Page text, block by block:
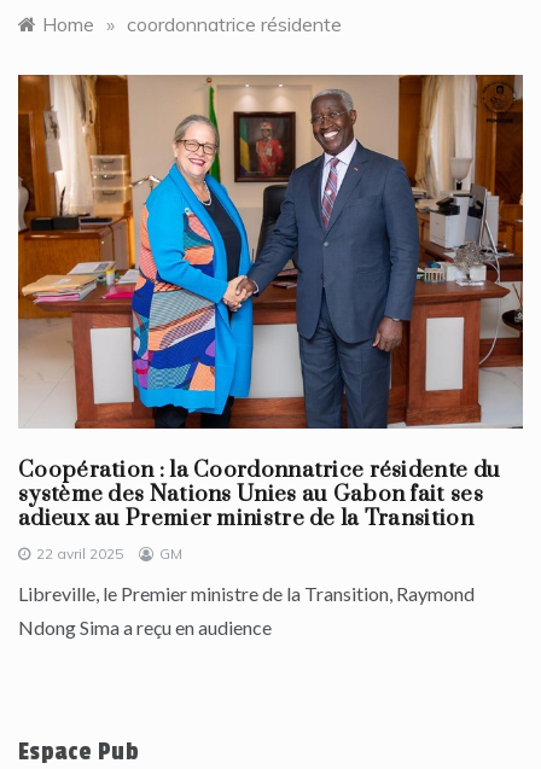
Home » coordonnatrice résidente
Coopération : la Coordonnatrice résidente du
système des Nations Unies au Gabon fait ses
adieux au Premier ministre de la Transition
22 avril 2025 GM
Libreville, le Premier ministre de la Transition, Raymond
Ndong Sima a reçu en audience
Espace Pub